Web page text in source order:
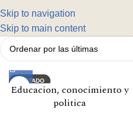
Skip to navigation
Skip to main content
AGOTADO
Educacion, conocimiento y
politica